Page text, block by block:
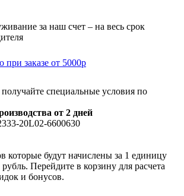
за наш счет – на весь срок
при заказе от 5000р
специальные условия по
от 2 дней
20L02-6600630
которые будут начислены за 1 единицу
Перейдите в корзину для расчета
и бонусов.